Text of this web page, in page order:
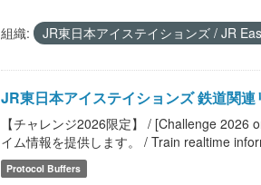
組織: JR東日本アイステイションズ / JR
JR東日本アイステイションズ 鉄道関
【チャレンジ2026限定】 / [Challenge 2026
イム情報を提供します。 / Train realtime
Protocol Buffers